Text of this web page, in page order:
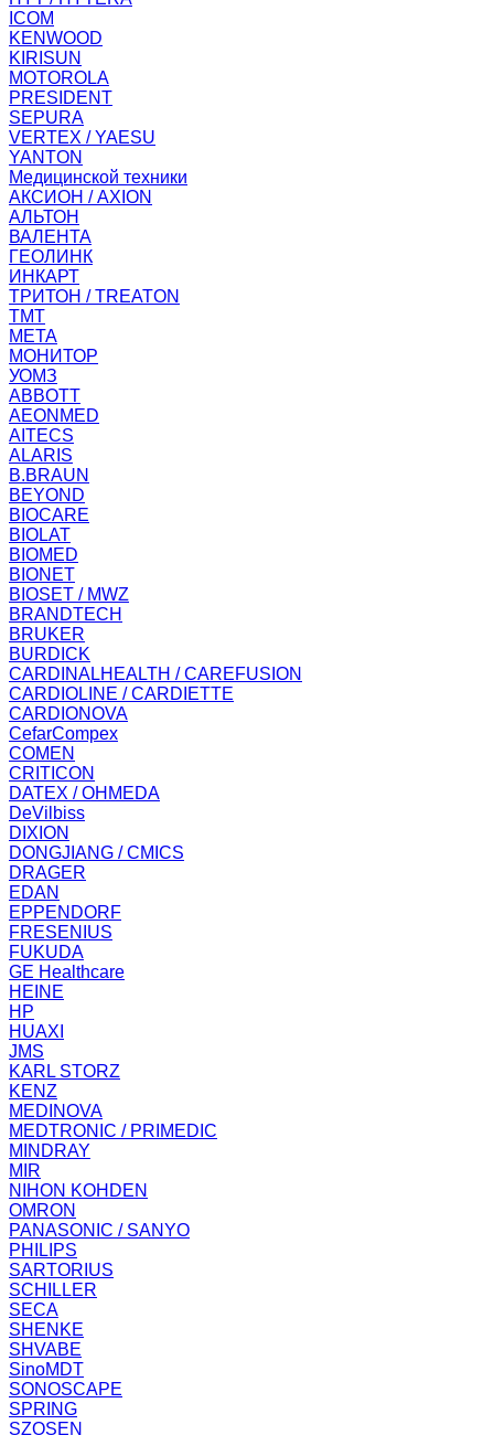
ICOM
KENWOOD
KIRISUN
MOTOROLA
PRESIDENT
SEPURA
VERTEX / YAESU
YANTON
Медицинской техники
АКСИОН / AXION
АЛЬТОН
ВАЛЕНТА
ГЕОЛИНК
ИНКАРТ
ТРИТОН / TREATON
ТМТ
МЕТА
МОНИТОР
УОМЗ
ABBOTT
AEONMED
AITECS
ALARIS
B.BRAUN
BEYOND
BIOCARE
BIOLAT
BIOMED
BIONET
BIOSET / MWZ
BRANDTECH
BRUKER
BURDICK
CARDINALHEALTH / CAREFUSION
CARDIOLINE / CARDIETTE
CARDIONOVA
CefarCompex
COMEN
CRITICON
DATEX / OHMEDA
DeVilbiss
DIXION
DONGJIANG / CMICS
DRAGER
EDAN
EPPENDORF
FRESENIUS
FUKUDA
GE Healthcare
HEINE
HP
HUAXI
JMS
KARL STORZ
KENZ
MEDINOVA
MEDTRONIC / PRIMEDIC
MINDRAY
MIR
NIHON KOHDEN
OMRON
PANASONIC / SANYO
PHILIPS
SARTORIUS
SCHILLER
SECA
SHENKE
SHVABE
SinoMDT
SONOSCAPE
SPRING
SZOSEN